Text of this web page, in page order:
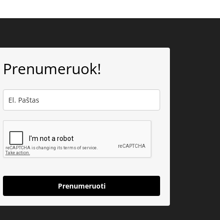
Prenumeruok!
Prenumeruoti